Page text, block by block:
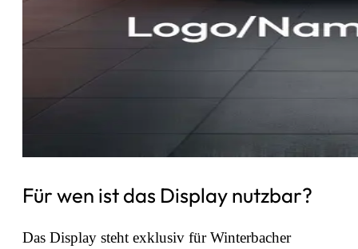
Für wen ist das Display nutzbar?
Das Display steht exklusiv für Winterbacher